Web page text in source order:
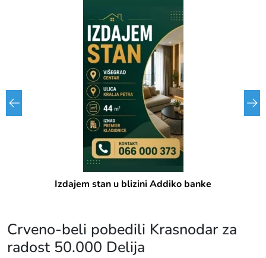
Izdajem stan u blizini Addiko banke
Crveno-beli pobedili Krasnodar za
radost 50.000 Delija